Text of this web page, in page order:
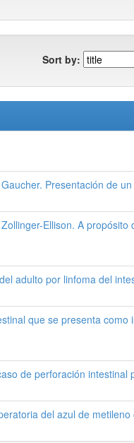
Sort by:
Presentación de
Ellison. A propósito
adulto por linfoma del
que se presenta
de perforación
del azul de